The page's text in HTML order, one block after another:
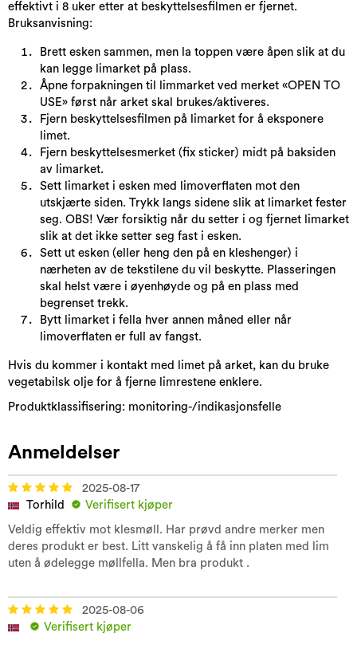
effektivt i 8 uker etter at beskyttelsesfilmen er fjernet.
Bruksanvisning:
Brett esken sammen, men la toppen være åpen slik at du
kan legge limarket på plass.
Åpne forpakningen til limmarket ved merket «OPEN TO
USE» først når arket skal brukes/aktiveres.
Fjern beskyttelsesfilmen på limarket for å eksponere
limet.
Fjern beskyttelsesmerket (fix sticker) midt på baksiden
av limarket.
Sett limarket i esken med limoverflaten mot den
utskjærte siden. Trykk langs sidene slik at limarket fester
seg. OBS! Vær forsiktig når du setter i og fjernet limarket
slik at det ikke setter seg fast i esken.
Sett ut esken (eller heng den på en kleshenger) i
nærheten av de tekstilene du vil beskytte. Plasseringen
skal helst være i øyenhøyde og på en plass med
begrenset trekk.
Bytt limarket i fella hver annen måned eller når
limoverflaten er full av fangst.
Hvis du kommer i kontakt med limet på arket, kan du bruke
vegetabilsk olje for å fjerne limrestene enklere.
Produktklassifisering: monitoring-/indikasjonsfelle
Anmeldelser
2025-08-17
Torhild
Verifisert kjøper
Veldig effektiv mot klesmøll. Har prøvd andre merker men
deres produkt er best. Litt vanskelig å få inn platen med lim
uten å ødelegge møllfella. Men bra produkt .
2025-08-06
Verifisert kjøper